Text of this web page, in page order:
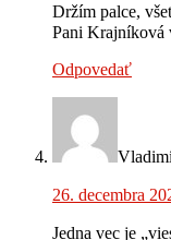
Držím palce,
Pani Krajníková
Odpovedať
26. decembra
Jedna vec je